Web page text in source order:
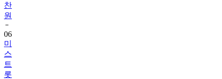
찬
원
06
미
스
트
롯